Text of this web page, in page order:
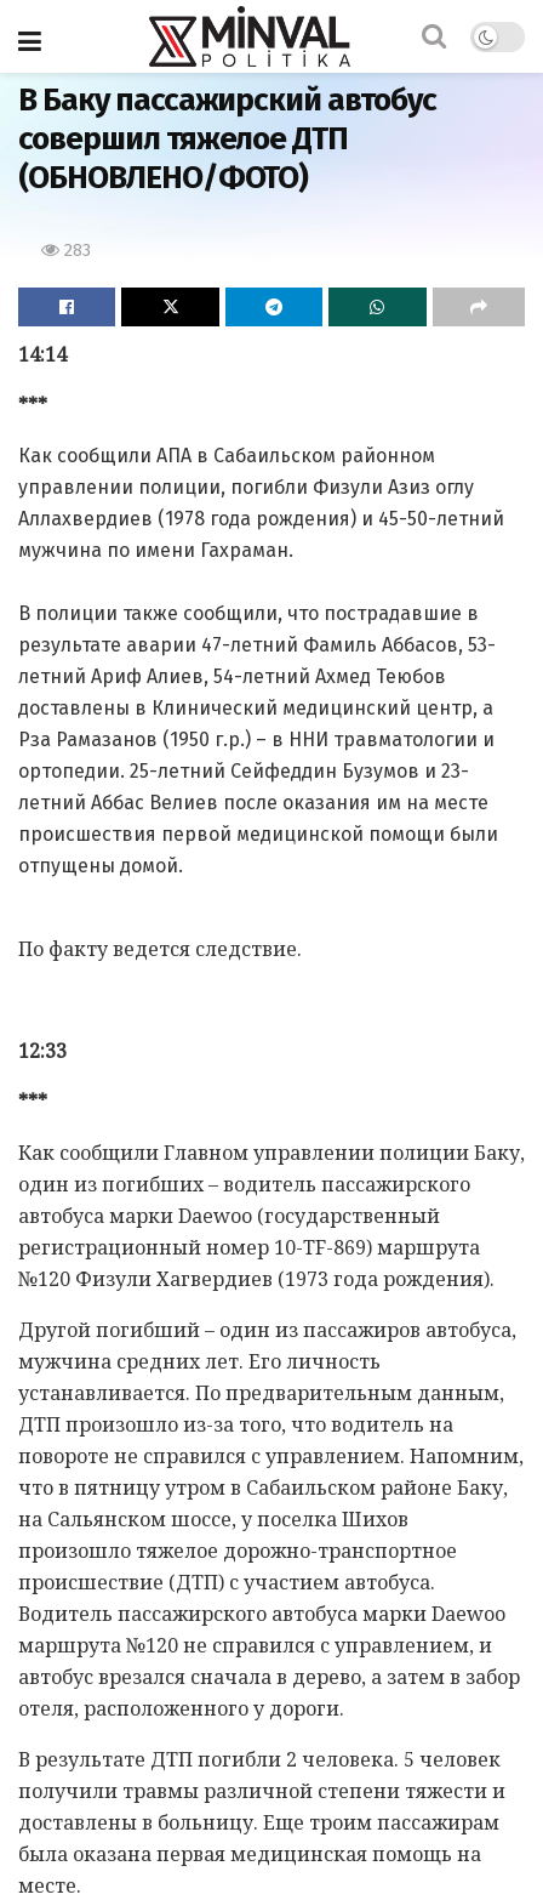
Главная
В Баку пассажирский автобус
совершил тяжелое ДТП
(ОБНОВЛЕНО/ФОТО)
283
14:14
***
Как сообщили АПА в Сабаильском районном
управлении полиции, погибли Физули Азиз оглу
Аллахвердиев (1978 года рождения) и 45-50-летний
мужчина по имени Гахраман.
В полиции также сообщили, что пострадавшие в
результате аварии 47-летний Фамиль Аббасов, 53-
летний Ариф Алиев, 54-летний Ахмед Теюбов
доставлены в Клинический медицинский центр, а
Рза Рамазанов (1950 г.р.) – в ННИ травматологии и
ортопедии. 25-летний Сейфеддин Бузумов и 23-
летний Аббас Велиев после оказания им на месте
происшествия первой медицинской помощи были
отпущены домой.
По факту ведется следствие.
12:33
***
Как сообщили Главном управлении полиции Баку,
один из погибших – водитель пассажирского
автобуса марки Daewoo (государственный
регистрационный номер 10-TF-869) маршрута
№120 Физули Хагвердиев (1973 года рождения).
Другой погибший – один из пассажиров автобуса,
мужчина средних лет. Его личность
устанавливается. По предварительным данным,
ДТП произошло из-за того, что водитель на
повороте не справился с управлением. Напомним,
что в пятницу утром в Сабаильском районе Баку,
на Сальянском шоссе, у поселка Шихов
произошло тяжелое дорожно-транспортное
происшествие (ДТП) с участием автобуса.
Водитель пассажирского автобуса марки Daewoo
маршрута №120 не справился с управлением, и
автобус врезался сначала в дерево, а затем в забор
отеля, расположенного у дороги.
В результате ДТП погибли 2 человека. 5 человек
получили травмы различной степени тяжести и
доставлены в больницу. Еще троим пассажирам
была оказана первая медицинская помощь на
месте.